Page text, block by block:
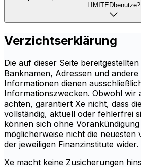
LIMITEDbenutze?
Verzichtserklärung
Die auf dieser Seite
Banknamen, Adressen und
Informationen dienen
Informationszwecken. Obwohl wir
achten, garantiert Xe nicht, dass
vollständig, aktuell oder fehlerfrei
können sich ohne
möglicherweise nicht die neuesten
der jeweiligen Finanzinstitute wider.
Xe macht keine Zusicherungen